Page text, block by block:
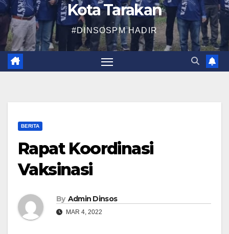
Kota Tarakan
#DINSOSPM HADIR
BERITA
Rapat Koordinasi
Vaksinasi
By Admin Dinsos
MAR 4, 2022